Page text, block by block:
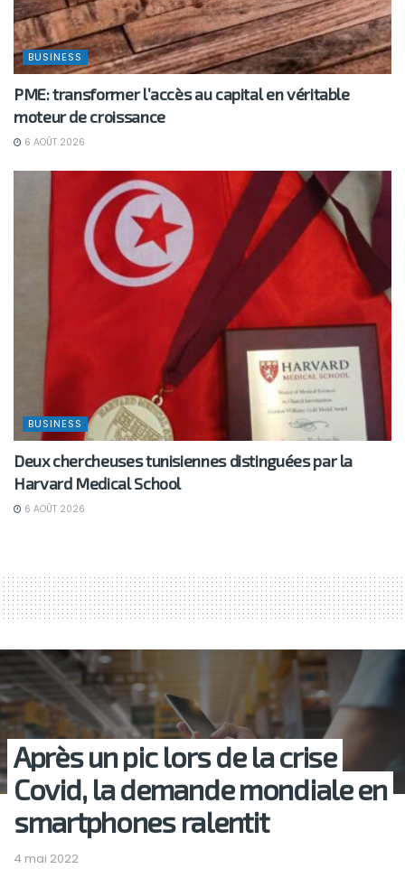
BUSINESS
PME: transformer l’accès au capital en véritable
moteur de croissance
6 AOÛT 2026
BUSINESS
Deux chercheuses tunisiennes distinguées par la
Harvard Medical School
6 AOÛT 2026
Après un pic lors de la crise
Covid, la demande mondiale en
smartphones ralentit
4 mai 2022